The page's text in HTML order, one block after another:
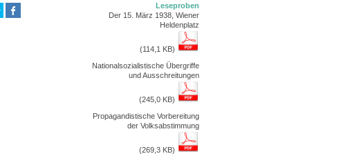
Leseproben
Der 15. März 1938, Wiener
Heldenplatz
(114,1 KB)
Nationalsozialistische Übergriffe
und Ausschreitungen
(245,0 KB)
Propagandistische Vorbereitung
der Volksabstimmung
(269,3 KB)